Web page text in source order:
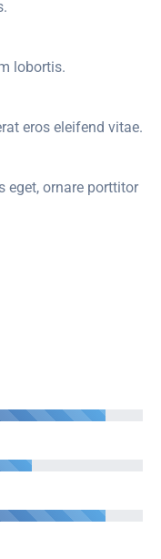
lobortis.
eros eleifend vitae.
eget, ornare porttitor